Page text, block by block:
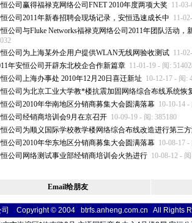
公司赢得福禄克网络公司FNET 2010年度两项大奖 11-
公司2011年新春招聘会现场记录，安恒迅速成长中 11-
公司与Fluke Networks福禄克网络公司2011年团队活动，
公司为上海某外企用户提供WLAN无线网验收测试 11-
年安恒公司开辟东北校企合作新篇章 11-01-19 - 阅:
公司上海办事处 2010年12月20日喜迁新址 10-12-17 - 阅:
公司为北京工业大学教*楼抗震加固网络综合布线系统恢
公司2010年华南地区分销商募集大会圆满落幕 10-10-14 -
公司经销商培训会9月在京召开 10-09-19 - 阅: 385180
公司为顺义国际学校教学楼网络综合布线改造进行第三
公司2010年华东地区分销商募集大会圆满落幕 10-08-17 -
公司网络测试事业部经销商培训会火热进行 10-08-12 -
Email给朋友
司 Copyright © 2004 btrfs.anheng.com.cn All Rights